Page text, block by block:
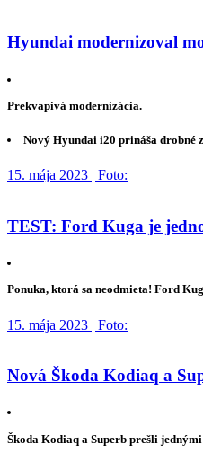
Hyundai modernizoval
Prekvapivá modernizácia.
Nový Hyundai i20 prináša drobné
15. mája 2023 | Foto:
TEST: Ford Kuga je
Ponuka, ktorá sa neodmieta! Ford
15. mája 2023 | Foto:
Nová Škoda Kodiaq a
Škoda Kodiaq a Superb prešli